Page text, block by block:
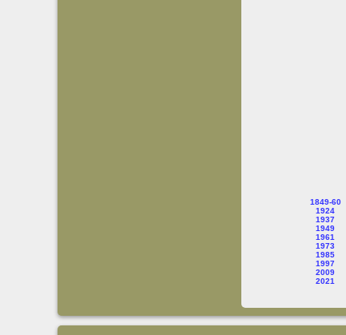
1849-60
1924
1937
1949
1961
1973
1985
1997
2009
2021